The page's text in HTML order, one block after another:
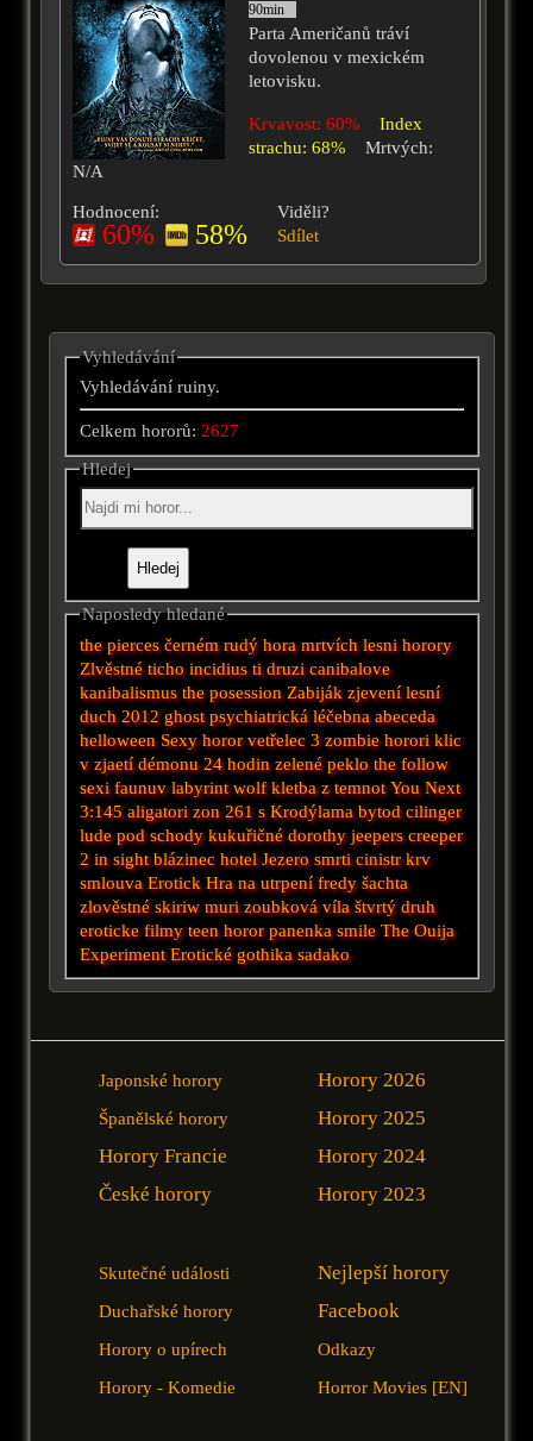
90min
Parta Američanů tráví
dovolenou v mexickém
letovisku.
Krvavost: 60%
Index
strachu: 68%
Mrtvých:
N/A
Hodnocení:
60% 58%
Viděli?
Sdílet
Vyhledávání
Vyhledávání ruiny.
Celkem hororů:2627
Hledej
Naposledy hledané
the pierces černém rudý hora mrtvích lesni horory
Zlvěstné ticho incidius ti druzi canibalove
kanibalismus the posession Zabiják zjevení lesní
duch 2012 ghost psychiatrická léčebna abeceda
helloween Sexy horor vetřelec 3 zombie horori klic
v zjaetí démonu 24 hodin zelené peklo the follow
sexi faunuv labyrint wolf kletba z temnot
You Next
3:145 aligatori zon 261 s Krodýlama bytod cilinger
lude pod schody kukuřičné dorothy jeepers creeper
2 in sight blázinec hotel Jezero smrti cinistr krv
smlouva Erotick Hra na utrpení fredy šachta
zlověstné skiriw muri zoubková víla štvrtý druh
eroticke filmy teen horor panenka smile The Ouija
Experiment Erotické gothika sadako
Japonské horory
Španělské horory
Horory Francie
České horory
Horory 2026
Horory 2025
Horory 2024
Horory 2023
Skutečné události
Duchařské horory
Horory o upírech
Horory - Komedie
Nejlepší horory
Facebook
Odkazy
Horror Movies [EN]